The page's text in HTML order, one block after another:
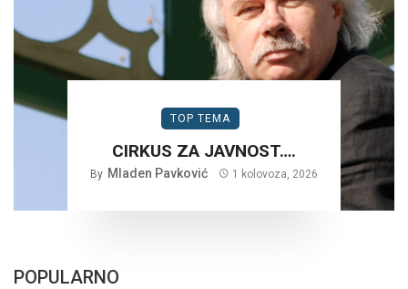
TOP TEMA
CIRKUS ZA JAVNOST….
By Mladen Pavković 1 kolovoza, 2026
POPULARNO